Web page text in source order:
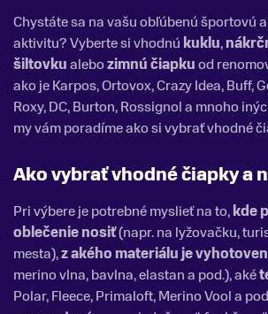
Chystáte sa na vašu obľúbenú športovú
aktivitu? Vyberte si vhodnú kuklu,
šiltovkualebozimnú čiapkuod
ako je Karpos, Ortovox, Crazy Idea, Buff,
Roxy, DC, Burton, Rossignol a mnoho
my vám poradíme ako si vybrať vhodné
Ako vybrať vhodné čiapky a
Pri výbere je potrebné myslieť na to,kde
oblečenie nosiť(napr. na lyžovačku,
mesta),z akého materiálu je
merino vlna, bavlna, elastan a pod.), aké
Polar, Fleece, Primaloft, Merino Vool a